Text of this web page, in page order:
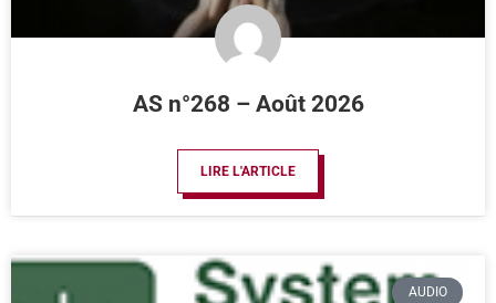
AS n°268 – Août 2026
LIRE L'ARTICLE
AUDIO